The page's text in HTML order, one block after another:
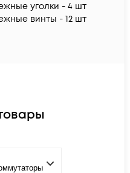
уголки - 4 шт
винты - 12 шт